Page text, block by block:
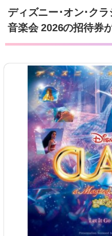
ディズニー･オン･ク
音楽会 2026の招待券